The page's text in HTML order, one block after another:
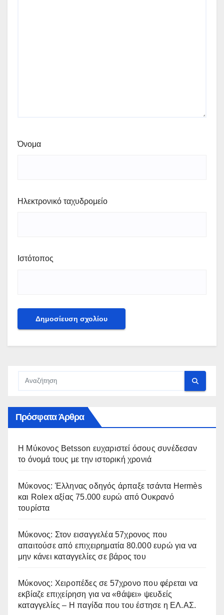
Όνομα
Ηλεκτρονικό ταχυδρομείο
Ιστότοπος
Πρόσφατα Άρθρα
Η Μύκονος Betsson ευχαριστεί όσους συνέδεσαν
το όνομά τους με την ιστορική χρονιά
Μύκονος: Έλληνας οδηγός άρπαξε τσάντα Hermès
και Rolex αξίας 75.000 ευρώ από Ουκρανό
τουρίστα
Μύκονος: Στον εισαγγελέα 57χρονος που
απαιτούσε από επιχειρηματία 80.000 ευρώ για να
μην κάνει καταγγελίες σε βάρος του
Μύκονος: Χειροπέδες σε 57χρονο που φέρεται να
εκβίαζε επιχείρηση για να «θάψει» ψευδείς
καταγγελίες – Η παγίδα που του έστησε η ΕΛ.ΑΣ.